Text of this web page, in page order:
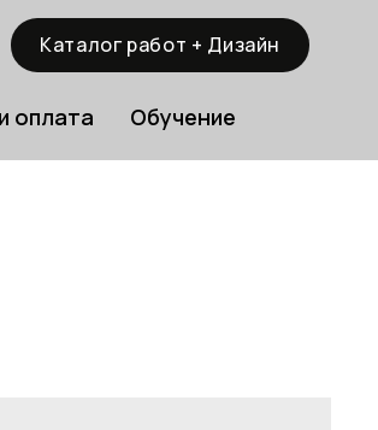
Каталог работ + Дизайн
оплата Обучение